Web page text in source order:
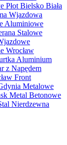
Bielsko Biała
Wjazdowa
Aluminiowe
Stalowe
Wrocław
Aluminium
z Napędem
Front
Metalowe
Metal Betonowe
Nierdzewna